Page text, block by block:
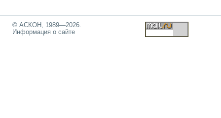
© АСКОН, 1989—2026.
Информация о сайте